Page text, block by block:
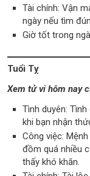
Tài chính: Vận
ngày nếu tìm
Giờ tốt trong
Tuổi Tỵ
Xem tử vi hôm nay
Tình duyên:
khi bạn nhận
Công việc:
đồm quá nhiều
thấy khó khăn.